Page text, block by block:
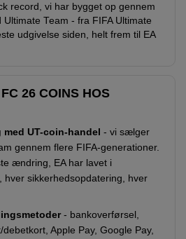
record, vi har bygget op gennem
Team - fra FIFA Ultimate
udgivelse siden, helt frem til EA
26 COINS HOS
UT-coin-handel - vi sælger
gennem flere FIFA-generationer.
ændring, EA har lavet i
hver sikkerhedsopdatering, hver
- bankoverførsel,
Apple Pay, Google Pay,